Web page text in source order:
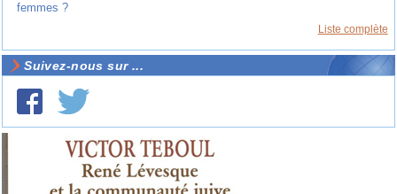
femmes ?
Liste complète
Suivez-nous sur ...